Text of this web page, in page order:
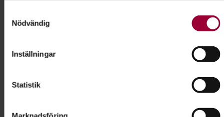
kan ha en noggrannhet på upp till flera meter
Ta reda på mer om hur dina personliga uppgifter behandlas
ändra eller dra tillbaka ditt samtycke när som helst från
Nödvändig
Inställningar
Statistik
Stärk dig själv för att må ännu bättre. Lär dig mer
om kroppen och psyket, och även om hur du